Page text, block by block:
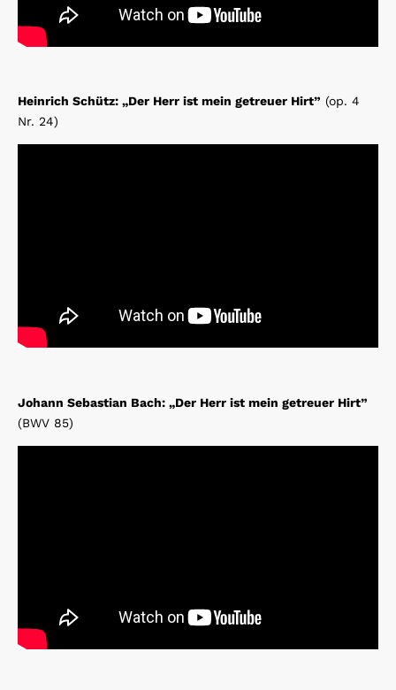
Heinrich Schütz: „Der Herr ist mein getreuer Hirt” (op. 4
Nr. 24)
Johann Sebastian Bach: „Der Herr ist mein getreuer Hirt”
(BWV 85)